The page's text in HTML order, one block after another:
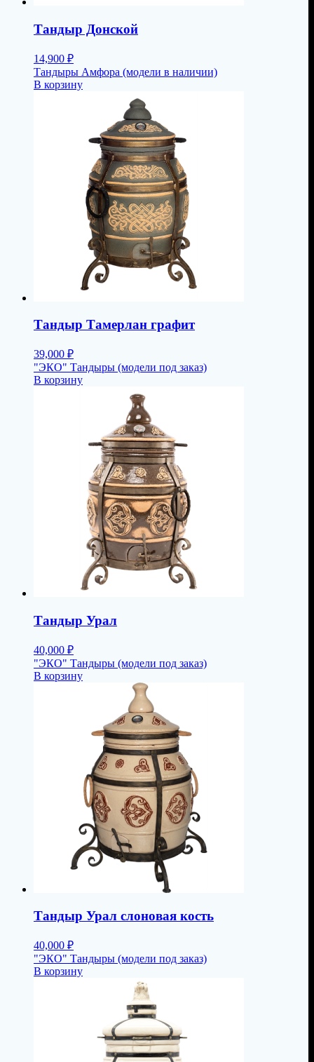
Тандыр Донской
14,900 ₽
Тандыры Амфора (модели в наличии)
В корзину
Тандыр Тамерлан графит
39,000 ₽
"ЭКО" Тандыры (модели под заказ)
В корзину
Тандыр Урал
40,000 ₽
"ЭКО" Тандыры (модели под заказ)
В корзину
Тандыр Урал слоновая кость
40,000 ₽
"ЭКО" Тандыры (модели под заказ)
В корзину